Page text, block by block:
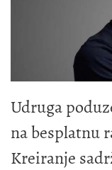
Udruga
na besplatnu
Kreiranje